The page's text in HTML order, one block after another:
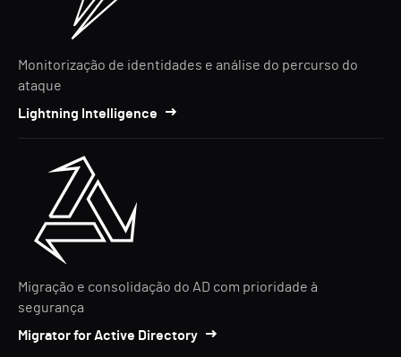
Monitorização de identidades e análise do percurso do
ataque
Lightning Intelligence
Migração e consolidação do AD com prioridade à
segurança
Migrator for Active Directory